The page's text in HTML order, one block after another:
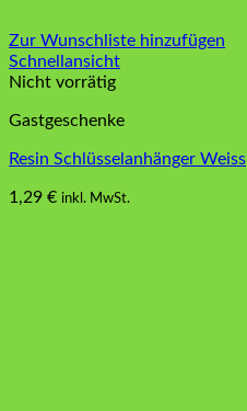
Zur Wunschliste hinzufügen
Schnellansicht
Nicht vorrätig
Gastgeschenke
Resin Schlüsselanhänger Weiss
1,29 € inkl. MwSt.